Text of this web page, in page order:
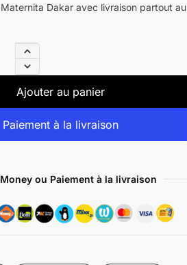
Dakar avec livraison partout au
Ajouter au panier
Paiement à la livraison
ou Paiement à la livraison